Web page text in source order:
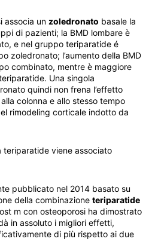
associa un zoledronato basale la
di pazienti; la BMD lombare è
e nel gruppo teriparatide é
zoledronato; l’aumento della BMD
combinato, mentre è maggiore
Una singola
quindi non frena l’effetto
colonna e allo stesso tempo
rimodeling corticale indotto da
teriparatide viene associato
pubblicato nel 2014 basato su
della combinazione teriparatide
m con osteoporosi ha dimostrato
in assoluto i migliori effetti,
di più rispetto ai due